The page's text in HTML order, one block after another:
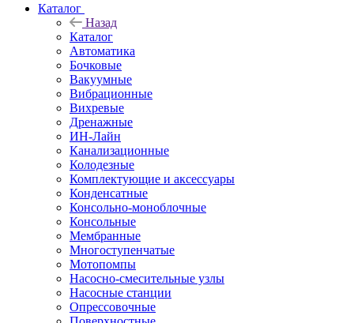
Каталог
Назад
Каталог
Автоматика
Бочковые
Вакуумные
Вибрационные
Вихревые
Дренажные
ИН-Лайн
Канализационные
Колодезные
Комплектующие и аксессуары
Конденсатные
Консольно-моноблочные
Консольные
Мембранные
Многоступенчатые
Мотопомпы
Насосно-смесительные узлы
Насосные станции
Опрессовочные